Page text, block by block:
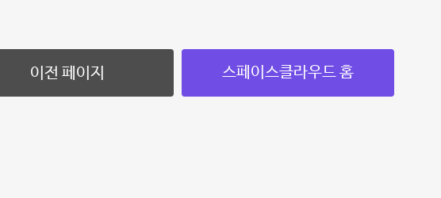
이전 페이지 스페이스클라우드 홈